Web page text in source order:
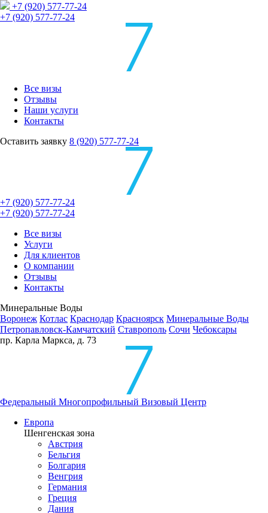
+7 (920) 577-77-24
+7 (920) 577-77-24
Все визы
Отзывы
Наши услуги
Контакты
Оставить заявку 8 (920) 577-77-24
+7 (920) 577-77-24
+7 (920) 577-77-24
Все визы
Услуги
Для клиентов
О компании
Отзывы
Контакты
Минеральные Воды
Воронеж Котлас Краснодар Красноярск Минеральные Воды
Петропавловск-Камчатский Ставрополь Сочи Чебоксары
пр. Карла Маркса, д. 73
Федеральный Многопрофильный Визовый Центр
Европа
Шенгенская зона
Австрия
Бельгия
Болгария
Венгрия
Германия
Греция
Дания